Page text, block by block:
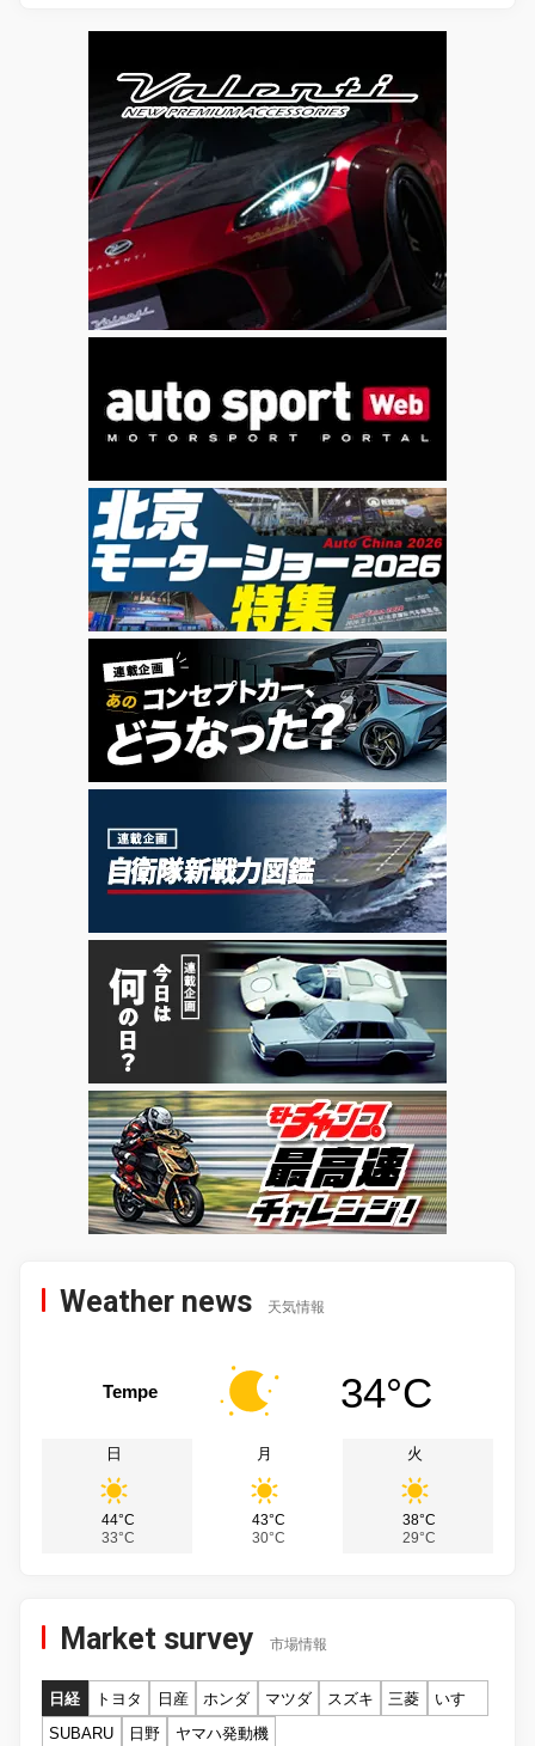
Weather news 天気情報
Tempe 34°C
日
44°C
33°C
月
43°C
30°C
火
38°C
29°C
Market survey 市場情報
日経 トヨタ 日産 ホンダ マツダ スズキ 三菱
いすゞ
SUBARU
日野 ヤマハ発動機